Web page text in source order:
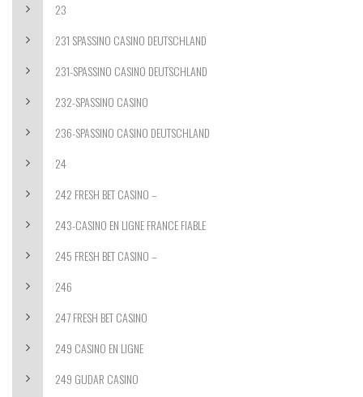
23
231 SPASSINO CASINO DEUTSCHLAND
231-SPASSINO CASINO DEUTSCHLAND
232-SPASSINO CASINO
236-SPASSINO CASINO DEUTSCHLAND
24
242 FRESH BET CASINO –
243-CASINO EN LIGNE FRANCE FIABLE
245 FRESH BET CASINO –
246
247 FRESH BET CASINO
249 CASINO EN LIGNE
249 GUDAR CASINO